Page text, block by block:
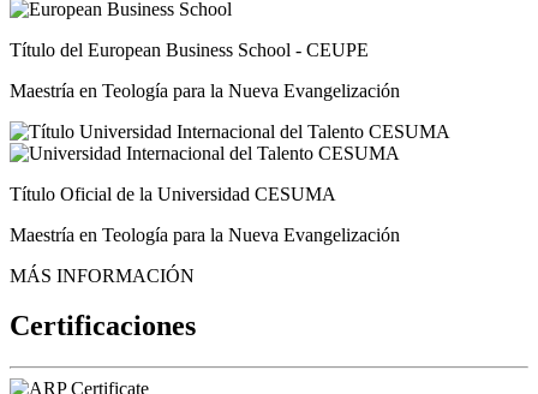
Título del European Business School - CEUPE
Maestría en Teología para la Nueva Evangelización
Título Oficial de la Universidad CESUMA
Maestría en Teología para la Nueva Evangelización
MÁS INFORMACIÓN
Certificaciones